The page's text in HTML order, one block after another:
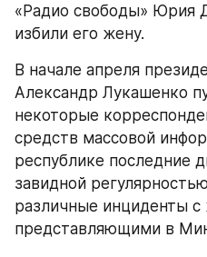
«Радио свободы» Юрия
избили его жену.
В начале апреля
Александр Лукашенко
некоторые
средств массовой
республике последние
завидной
различные инциденты с
представляющими в